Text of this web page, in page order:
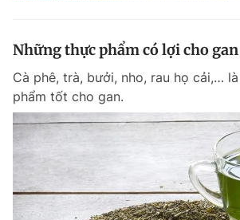
Những thực phẩm có lợi cho gan
Cà phê, trà, bưởi, nho, rau họ cải,…
phẩm tốt cho gan.